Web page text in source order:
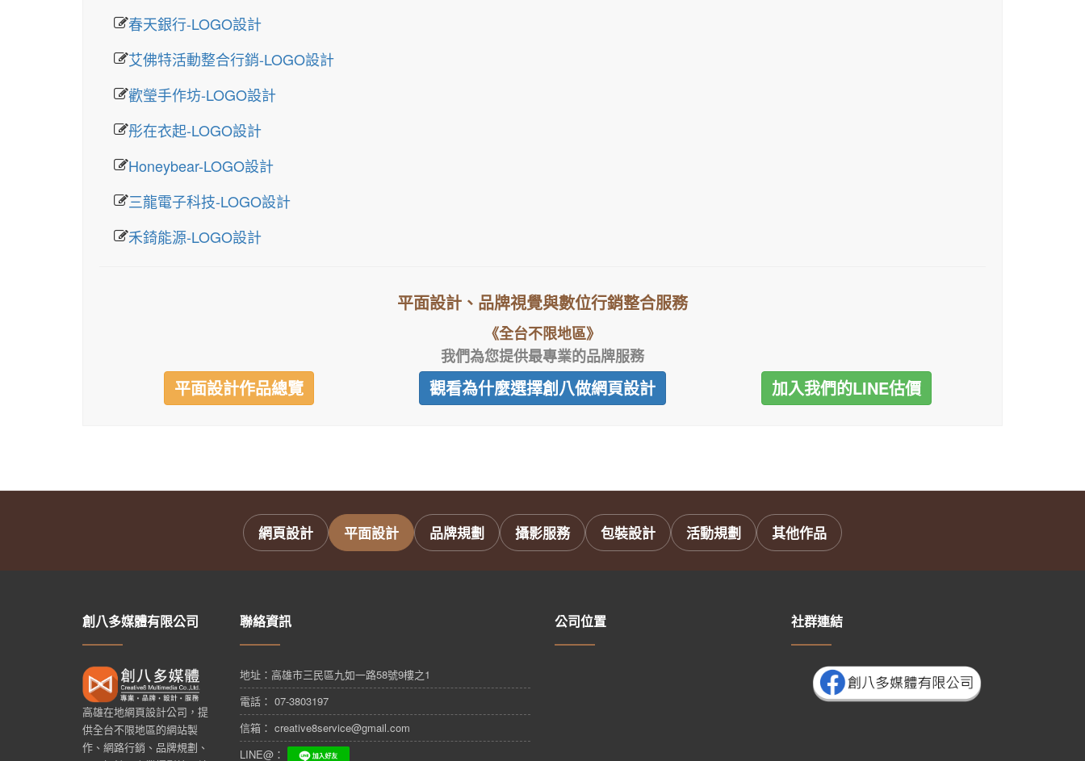
春天銀行-LOGO設計
艾佛特活動整合行銷-LOGO設計
歡瑩手作坊-LOGO設計
彤在衣起-LOGO設計
Honeybear-LOGO設計
三龍電子科技-LOGO設計
禾錡能源-LOGO設計
平面設計、品牌視覺與數位行銷整合服務
《全台不限地區》
我們為您提供最專業的品牌服務
平面設計作品總覽 觀看為什麼選擇創八做網頁設計 加入我們的LINE估價
網頁設計 平面設計 品牌規劃 攝影服務 包裝設計 活動規劃 其他作品
創八多媒體有限公司
高雄在地網頁設計公司，提
供全台不限地區的網站製
作、網路行銷、品牌規劃、
聯絡資訊
地址： 高雄市三民區九如一路58號9樓之1
電話： 07-3803197
信箱： creative8service@gmail.com
LINE@：
公司位置 社群連結